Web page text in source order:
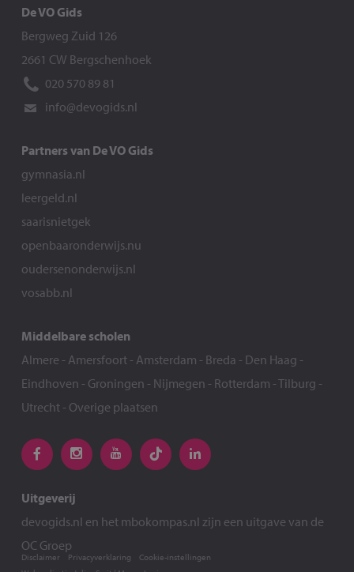
De VO Gids
Bergweg Zuid 126
2661 CW Bergschenhoek
020 570 89 81
info@devogids.nl
Partners van De VO Gids
gymnasia.nl
leergeld.nl
saarisnietgek
openbaaronderwijs.nu
oudersenonderwijs.nl
vosabb.nl
Middelbare scholen
Almere - Amersfoort- Amsterdam - Breda - Den Haag -
Eindhoven - Groningen - Nijmegen - Rotterdam -Tilburg -
Utrecht- Overige plaatsen
Uitgeverij
devogids.nl en het mbokompas.nl zijn een uitgave van de
OC Groep
Disclaimer Privacyverklaring Cookie-instellingen